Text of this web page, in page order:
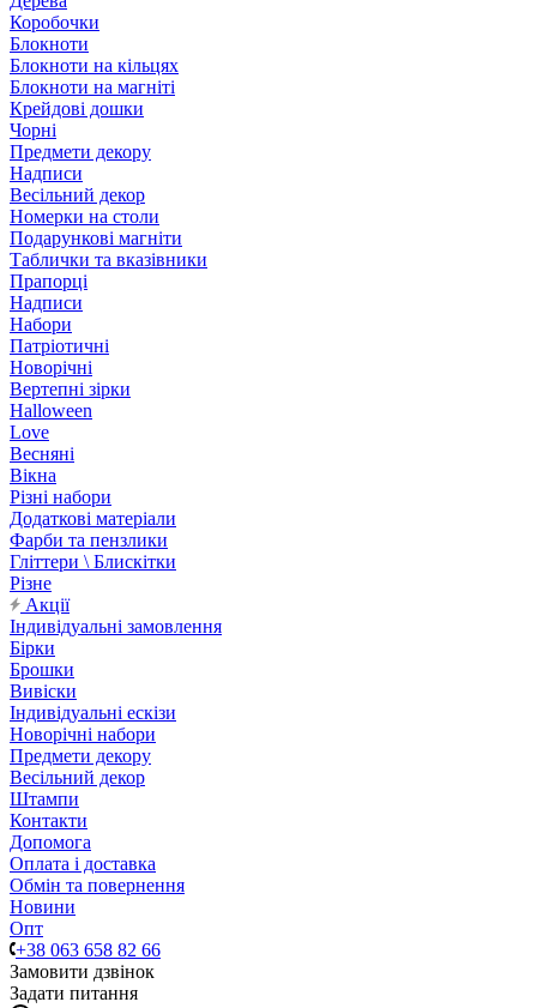
Коробочки
Блокноти
Блокноти на кільцях
Блокноти на магніті
Крейдові дошки
Чорні
Предмети декору
Надписи
Весільний декор
Номерки на столи
Подарункові магніти
Таблички та вказівники
Прапорці
Надписи
Набори
Патріотичні
Новорічні
Вертепні зірки
Halloween
Love
Весняні
Вікна
Різні набори
Додаткові матеріали
Фарби та пензлики
Гліттери \ Блискітки
Різне
Акції
Індивідуальні замовлення
Бірки
Брошки
Вивіски
Індивідуальні ескізи
Новорічні набори
Предмети декору
Весільний декор
Штампи
Контакти
Допомога
Оплата і доставка
Обмін та повернення
Новини
Опт
+38 063 658 82 66
Замовити дзвінок
Задати питання